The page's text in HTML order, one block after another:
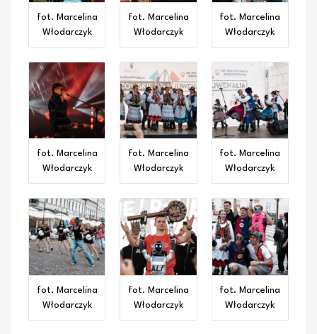
fot. Marcelina
Włodarczyk
fot. Marcelina
Włodarczyk
fot. Marcelina
Włodarczyk
fot. Marcelina
Włodarczyk
fot. Marcelina
Włodarczyk
fot. Marcelina
Włodarczyk
fot. Marcelina
Włodarczyk
fot. Marcelina
Włodarczyk
fot. Marcelina
Włodarczyk